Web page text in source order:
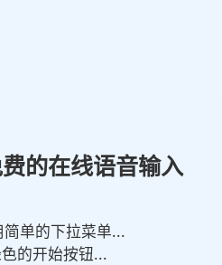
的在线语音输入
简单的下拉菜单...
的开始按钮...